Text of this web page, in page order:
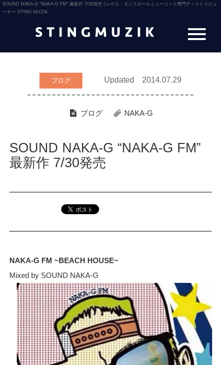
SOUND NAKA-G “NAKA-G FM” 最新作 7/30発売 | レゲエ・ダンスホールミュージック専門ディストリビュ
ーター STING MUZIK
ブログ Updated 2014.07.29
ブログ NAKA-G
SOUND NAKA-G “NAKA-G FM”
最新作 7/30発売
NAKA-G FM ~BEACH HOUSE~
Mixed by SOUND NAKA-G